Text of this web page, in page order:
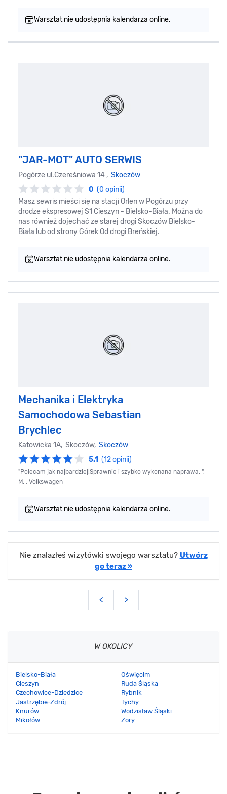
Warsztat nie udostępnia kalendarza online.
"JAR-MOT" AUTO SERWIS
Pogórze ul.Czereśniowa 14 , Skoczów
0 (0 opinii)
Masz sewris mieści się na stacji Orlen w Pogórzu przy
drodze ekspresowej S1 Cieszyn - Bielsko-Biała. Można do
nas również dojechać ze starej drogi Skoczów Bielsko-
Biała lub od strony Górek Od drogi Breńskiej.
Warsztat nie udostępnia kalendarza online.
Mechanika i Elektryka
Samochodowa Sebastian
Brychlec
Katowicka 1A, Skoczów, Skoczów
5.1 (12 opinii)
"Polecam jak najbardziej!Sprawnie i szybko wykonana naprawa. ",
M. , Volkswagen
Warsztat nie udostępnia kalendarza online.
Nie znalazłeś wizytówki swojego warsztatu? Utwórz
go teraz »
< >
W OKOLICY
Bielsko-Biała
Cieszyn
Czechowice-Dziedzice
Jastrzębie-Zdrój
Knurów
Mikołów
Oświęcim
Ruda Śląska
Rybnik
Tychy
Wodzisław Śląski
Żory